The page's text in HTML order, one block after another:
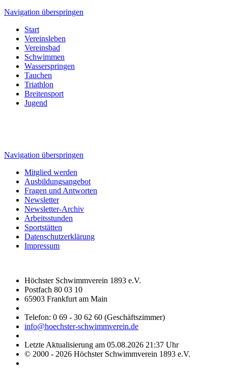
Navigation überspringen
Start
Vereinsleben
Vereinsbad
Schwimmen
Wasserspringen
Tauchen
Triathlon
Breitensport
Jugend
Navigation überspringen
Mitglied werden
Ausbildungsangebot
Fragen und Antworten
Newsletter
Newsletter-Archiv
Arbeitsstunden
Sportstätten
Datenschutzerklärung
Impressum
Höchster Schwimmverein 1893 e.V.
Postfach 80 03 10
65903 Frankfurt am Main
Telefon: 0 69 - 30 62 60 (Geschäftszimmer)
info@hoechster-schwimmverein.de
Letzte Aktualisierung am 05.08.2026 21:37 Uhr
© 2000 - 2026 Höchster Schwimmverein 1893 e.V.